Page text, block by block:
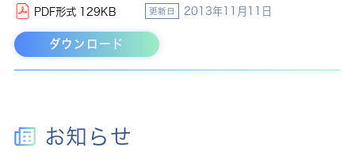
PDF形式 129KB 更新日 2013年11月11日
ダウンロード
お知らせ